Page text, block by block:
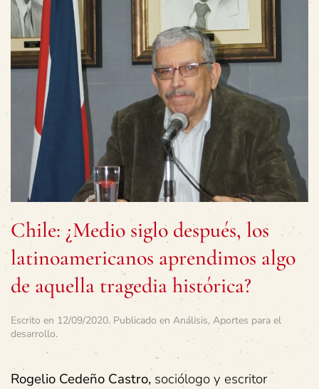
Chile: ¿Medio siglo después, los
latinoamericanos aprendimos algo
de aquella tragedia histórica?
Escrito en 12/09/2020. Publicado en Análisis, Aportes para el
desarrollo.
Rogelio Cedeño Castro, sociólogo y escritor